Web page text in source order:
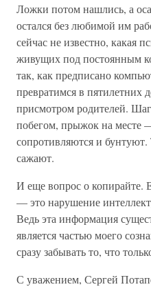
Ложки потом нашлись, а
остался без любимой им
сейчас не известно, какая
живущих под постоянным
так, как предписано
превратимся в пятилетних
присмотром родителей.
побегом, прыжок на месте
сопротивляются и
сажают.
И еще вопрос о копирайте.
— это нарушение
Ведь эта информация
является частью моего
сразу забывать то, что
С уважением, Сергей